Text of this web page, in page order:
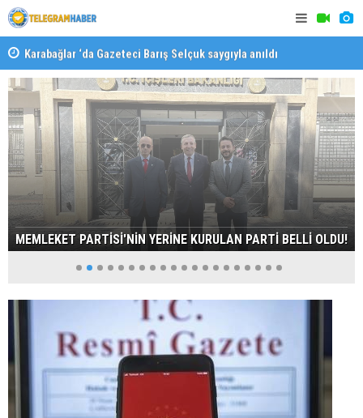
Karabağlar ‘da Gazeteci Barış Selçuk saygıyla anıldı
MEMLEKET PARTİSİ'NİN YERİNE KURULAN PARTİ BELLİ OLDU!